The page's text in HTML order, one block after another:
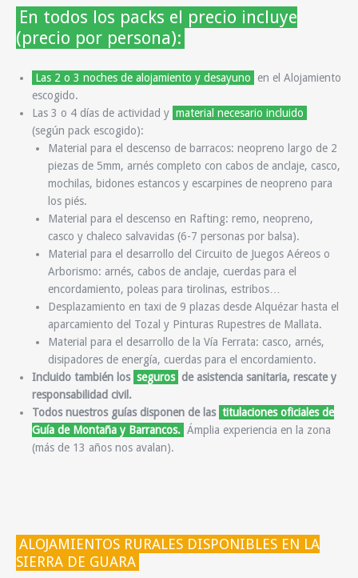
En todos los packs el precio incluye
(precio por persona):
Las 2 o 3 noches de alojamiento y desayuno
en el Alojamiento
escogido.
Las 3 o 4 días de actividad y material necesario incluido
(según pack escogido):
Material para el descenso de barracos: neopreno largo de 2
piezas de 5mm, arnés completo con cabos de anclaje, casco,
mochilas, bidones estancos y escarpines de neopreno para
los piés.
Material para el descenso en Rafting: remo, neopreno,
casco y chaleco salvavidas (6-7 personas por balsa).
Material para el desarrollo del Circuito de Juegos Aéreos o
Arborismo: arnés, cabos de anclaje, cuerdas para el
encordamiento, poleas para tirolinas, estribos…
Desplazamiento en taxi de 9 plazas desde Alquézar hasta el
aparcamiento del Tozal y Pinturas Rupestres de Mallata.
Material para el desarrollo de la Vía Ferrata: casco, arnés,
disipadores de energía, cuerdas para el encordamiento.
Incluido también los seguros de asistencia sanitaria, rescate y
responsabilidad civil.
Todos nuestros guías disponen de las titulaciones oficiales de
Guía de Montaña y Barrancos. Ámplia experiencia en la zona
(más de 13 años nos avalan).
ALOJAMIENTOS RURALES DISPONIBLES EN LA
SIERRA DE GUARA